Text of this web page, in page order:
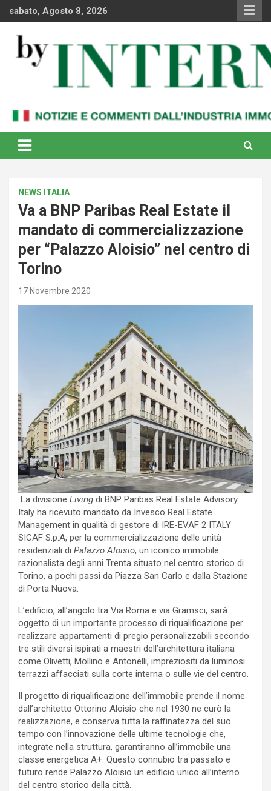
sabato, Agosto 8, 2026
By Internews
internazionale
NEWS ITALIA
Va a BNP Paribas Real Estate il
mandato di commercializzazione
per “Palazzo Aloisio” nel centro di
Torino
17 Novembre 2020
La divisione Living di BNP Paribas Real Estate Advisory
Italy ha ricevuto mandato da Invesco Real Estate
Management in qualità di gestore di IRE-EVAF 2 ITALY
SICAF S.p.A, per la commercializzazione delle unità
residenziali di Palazzo Aloisio, un iconico immobile
razionalista degli anni Trenta situato nel centro storico di
Torino, a pochi passi da Piazza San Carlo e dalla Stazione
di Porta Nuova.
L’edificio, all’angolo tra Via Roma e via Gramsci, sarà
oggetto di un importante processo di riqualificazione per
realizzare appartamenti di pregio personalizzabili secondo
tre stili diversi ispirati a maestri dell’architettura italiana
come Olivetti, Mollino e Antonelli, impreziositi da luminosi
terrazzi affacciati sulla corte interna o sulle vie del centro.
Il progetto di riqualificazione dell’immobile prende il nome
dall’architetto Ottorino Aloisio che nel 1930 ne curò la
realizzazione, e conserva tutta la raffinatezza del suo
tempo con l’innovazione delle ultime tecnologie che,
integrate nella struttura, garantiranno all’immobile una
classe energetica A+. Questo connubio tra passato e
futuro rende Palazzo Aloisio un edificio unico all’interno
del centro storico della città.